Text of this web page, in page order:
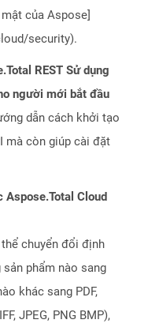
của Aspose]
security).
REST Sử dụng
người mới bắt đầu
dẫn cách khởi tạo
mà còn giúp cài đặt
Cloud
chuyển đổi định
phẩm nào sang
khác sang PDF,
JPEG, PNG BMP),